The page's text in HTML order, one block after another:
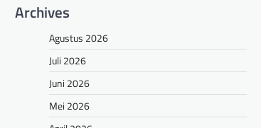
Archives
Agustus 2026
Juli 2026
Juni 2026
Mei 2026